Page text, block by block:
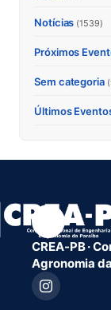
Notícias (1539)
Próximos
Sem categoria
Últimos
CREA-PB ·
Agronomia